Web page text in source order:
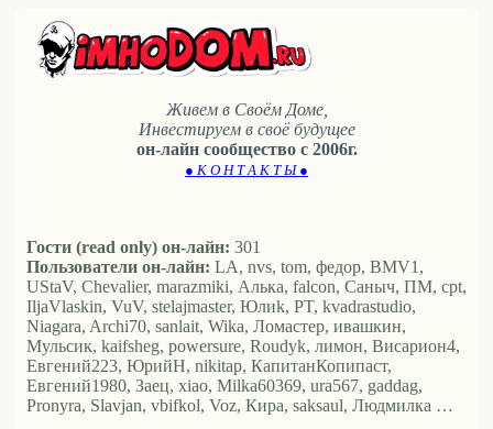
Живем в Своём Доме,
Инвестируем в своё будущее
он-лайн сообщество с 2006г.
● К О Н Т А К Т Ы ●
Гости (read only) он-лайн: 301
Пользователи он-лайн: LA, nvs, tom, федор, BMV1,
UStaV, Chevalier, marazmiki, Алька, falcon, Саныч, ПМ, cpt,
IljaVlaskin, VuV, stelajmaster, Юлиk, PT, kvadrastudio,
Niagara, Archi70, sanlait, Wika, Ломастер, ивашкин,
Мульсик, kaifsheg, powersure, Roudyk, лимон, Висариoн4,
Евгений223, ЮрийН, nikitap, КапитанКопипаст,
Евгений1980, Заец, xiao, Milka60369, ura567, gaddag,
Pronyra, Slavjan, vbifkol, Voz, Кира, saksaul, Людмилка …